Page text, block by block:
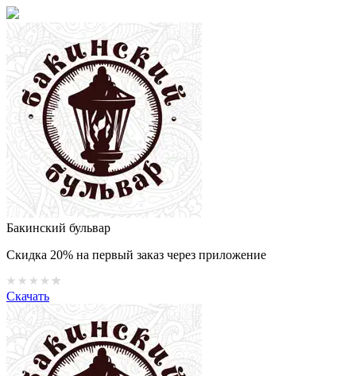
Бакинский бульвар
Скидка 20% на первый заказ через приложение
Скачать